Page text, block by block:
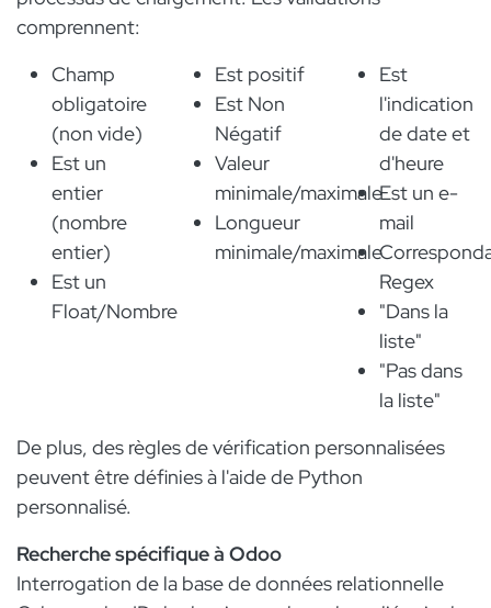
comprennent:
Champ
obligatoire
(non vide)
Est un
entier
(nombre
entier)
Est un
Float/Nombre
Est positif
Est Non
Négatif
Valeur
minimale/maximale
Longueur
minimale/maximale
Est
l'indication
de date et
d'heure
Est un e-
mail
Regex
"Dans la
liste"
"Pas dans
la liste"
De plus, des règles de vérification personnalisées
peuvent être définies à l'aide de Python
personnalisé.
Recherche spécifique à Odoo
Interrogation de la base de données relationnelle